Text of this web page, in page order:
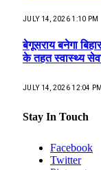
JULY 14, 2026 1:10 PM
बेगूसराय बनेगा
के तहत स्वास्थ्य
JULY 14, 2026 12:04 PM
Stay In Touch
Facebook
Twitter